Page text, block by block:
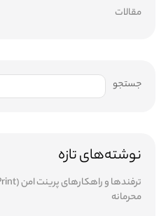
مقالات
جستجو
نوشته‌های تازه
محرمانه